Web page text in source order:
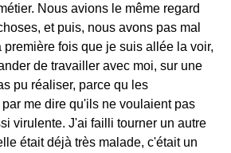
Nous avions le même regard
et puis, nous avons pas mal
première fois que je suis allée la voir,
de travailler avec moi, sur une
pu réaliser, parce qu les
me dire qu'ils ne voulaient pas
virulente. J'ai failli tourner un autre
était déjà très malade, c'était un